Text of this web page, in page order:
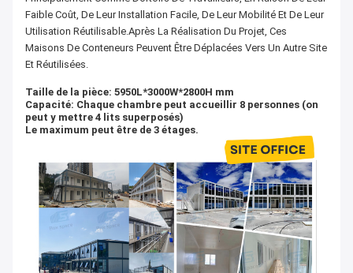
Faible Coût, De Leur Installation Facile, De Leur Mobilité Et De Leur
Utilisation Réutilisable.après La Réalisation Du Projet, Ces
Maisons De Conteneurs Peuvent Être Déplacées Vers Un Autre Site
Et Réutilisées.
Taille de la pièce: 5950L*3000W*2800H mm
Capacité: Chaque chambre peut accueillir 8 personnes (on
peut y mettre 4 lits superposés)
Le maximum peut être de 3 étages.